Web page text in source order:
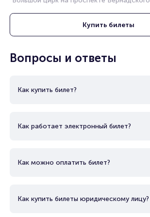
Купить билеты
Вопросы и ответы
Как купить билет?
Как работает электронный билет?
Как можно оплатить билет?
Как купить билеты юридическому лицу?